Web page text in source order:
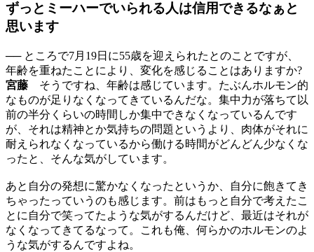
ずっとミーハーでいられる人は信用できるなぁと
思います
── ところで7月19日に55歳を迎えられたとのことですが、
年齢を重ねたことにより、変化を感じることはありますか?
宮藤 そうですね、年齢は感じています。たぶんホルモン的
なものが足りなくなってきているんだな。集中力が落ちて以
前の半分くらいの時間しか集中できなくなっているんです
が、それは精神とか気持ちの問題というより、肉体がそれに
耐えられなくなっているから働ける時間がどんどん少なくな
ったと、そんな気がしています。
あと自分の発想に驚かなくなったというか、自分に飽きてき
ちゃったっていうのも感じます。前はもっと自分で考えたこ
とに自分で笑ってたような気がするんだけど、最近はそれが
なくなってきてるなって。これも俺、何らかのホルモンのよ
うな気がするんですよね。